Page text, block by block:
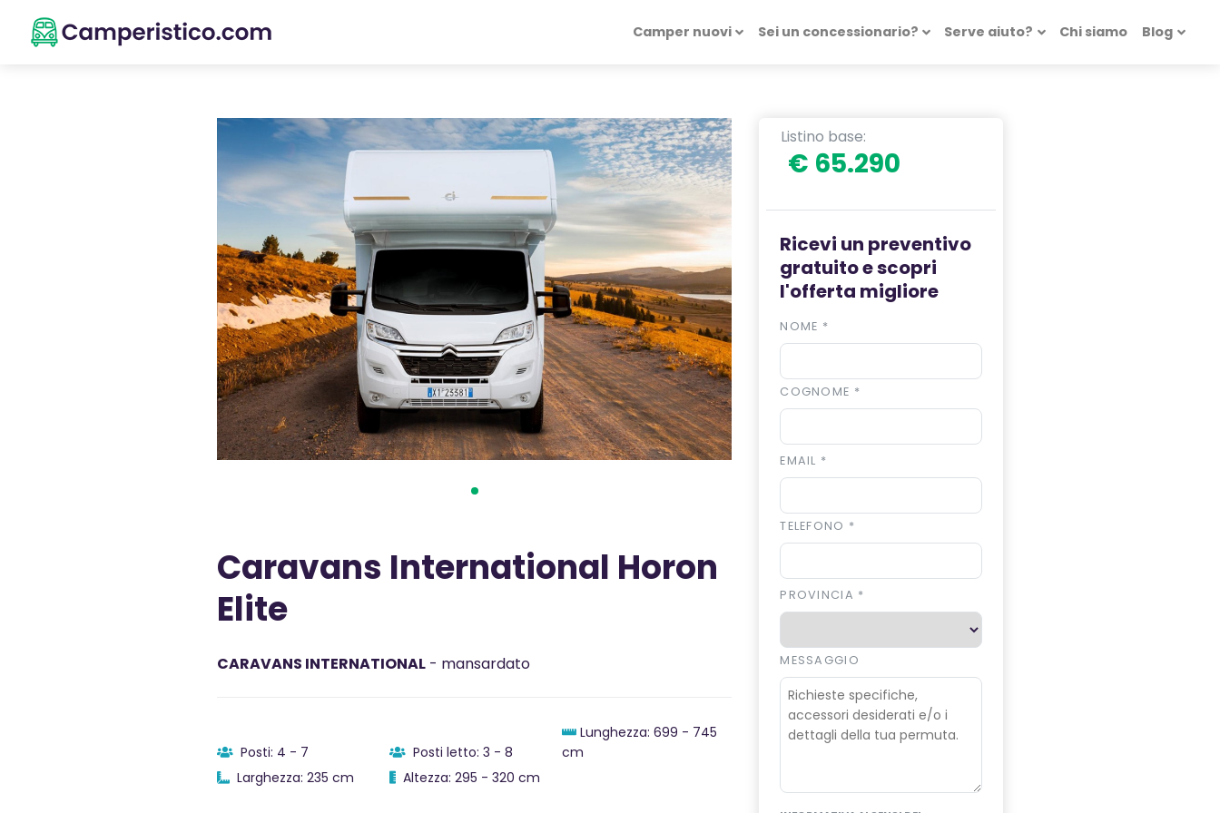
Camper nuovi Sei un concessionario? Serve aiuto? Chi siamo Blog
Caravans International Horon
Elite
CARAVANS INTERNATIONAL - mansardato
Posti: 4 - 7 Posti letto: 3 - 8
Lunghezza: 699 - 745
cm
Larghezza: 235 cm
Altezza: 295 - 320 cm
Listino base:
€ 65.290
Ricevi un preventivo
gratuito e scopri
l'offerta migliore
NOME *
COGNOME *
EMAIL *
TELEFONO *
PROVINCIA *
MESSAGGIO